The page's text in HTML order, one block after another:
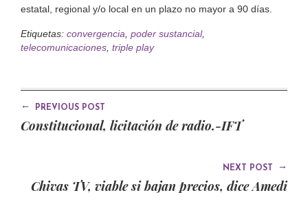
estatal, regional y/o local en un plazo no mayor a 90 días.
Etiquetas: convergencia poder sustancial,
telecomunicaciones triple play
← PREVIOUS POST
Constitucional, licitación de radio.-IFT
NEXT POST →
Chivas TV, viable si bajan precios, dice Amedi